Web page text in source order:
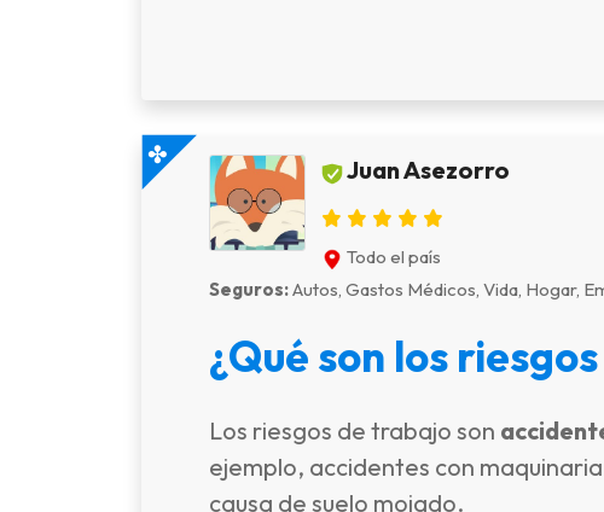
Juan Asezorro
Todo el país
Seguros:Autos, Gastos Médicos, Vida, Hogar,
¿Qué son los
Los riesgos de trabajo son
ejemplo, accidentes con
causa de suelo mojado.